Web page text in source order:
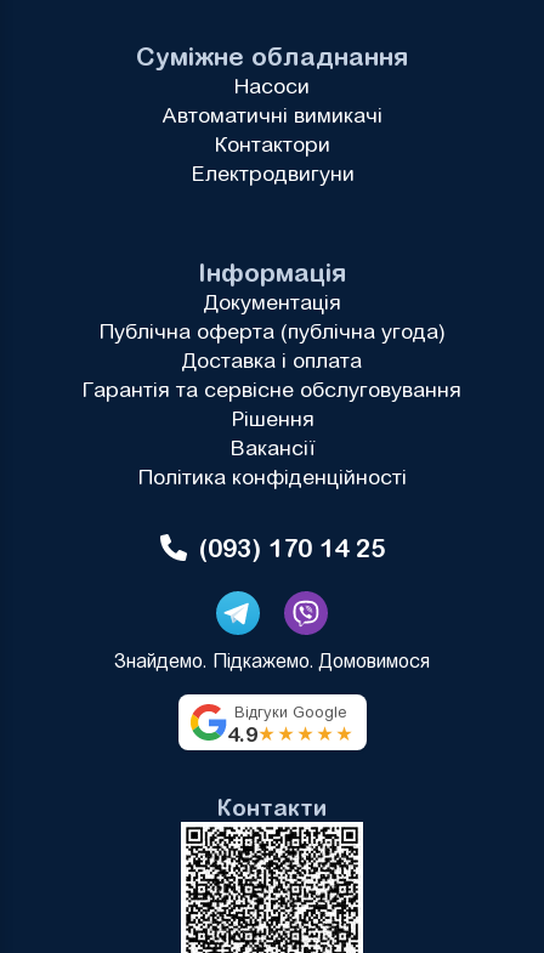
Інформація
Документація
Публічна оферта (публічна угода)
Доставка і оплата
Гарантія та сервісне обслуговування
Рішення
Вакансії
Політика конфіденційності
Суміжне обладнання
Насоси
Автоматичні вимикачі
Контактори
Електродвигуни
(093) 170 14 25
Знайдемо. Підкажемо. Домовимося
Відгуки Google
4.9★★★★★
Контакти